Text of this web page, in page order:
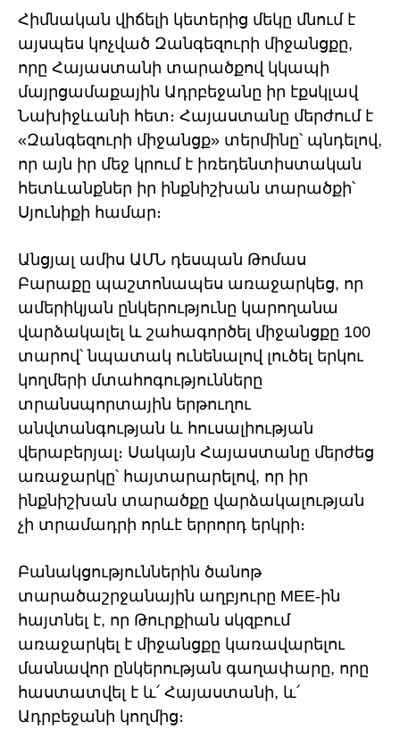
Հիմնական վիճելի կետերից մեկը մնում է
այսպես կոչված Զանգեզուրի միջանցքը,
որը Հայաստանի տարածքով կկապի
մայրցամաքային Ադրբեջանը իր էքսկլավ
Նախիջևանի հետ։ Հայաստանը մերժում է
«Զանգեզուրի միջանցք» տերմինը՝ պնդելով,
որ այն իր մեջ կրում է իռեդենտիստական
հետևանքներ իր ինքնիշխան տարածքի՝
Սյունիքի համար։
Անցյալ ամիս ԱՄՆ դեսպան Թոմաս
Բարաքը պաշտոնապես առաջարկեց, որ
ամերիկյան ընկերությունը կարողանա
վարձակալել և շահագործել միջանցքը 100
տարով՝ նպատակ ունենալով լուծել երկու
կողմերի մտահոգությունները
տրանսպորտային երթուղու
անվտանգության և հուսալիության
վերաբերյալ։ Սակայն Հայաստանը մերժեց
առաջարկը՝ հայտարարելով, որ իր
ինքնիշխան տարածքը վարձակալության
չի տրամադրի որևէ երրորդ երկրի։
Բանակցություններին ծանոթ
տարածաշրջանային աղբյուրը MEE-ին
հայտնել է, որ Թուրքիան սկզբում
առաջարկել է միջանցքը կառավարելու
մասնավոր ընկերության գաղափարը, որը
հաստատվել է և՛ Հայաստանի, և՛
Ադրբեջանի կողմից։